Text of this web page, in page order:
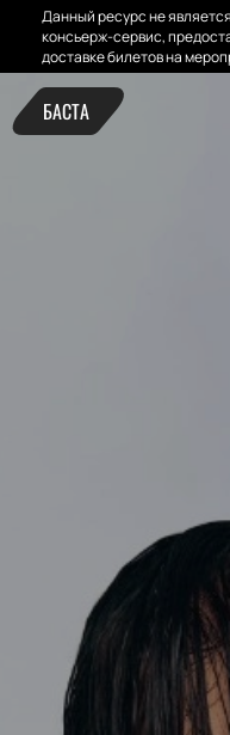
Данный ресурс не
консьерж-сервис,
доставке билетов на
БАСТА